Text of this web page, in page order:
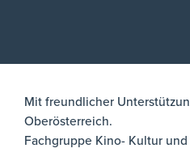
Mit freundlicher
Oberösterreich.
Fachgruppe Kino- Kultur